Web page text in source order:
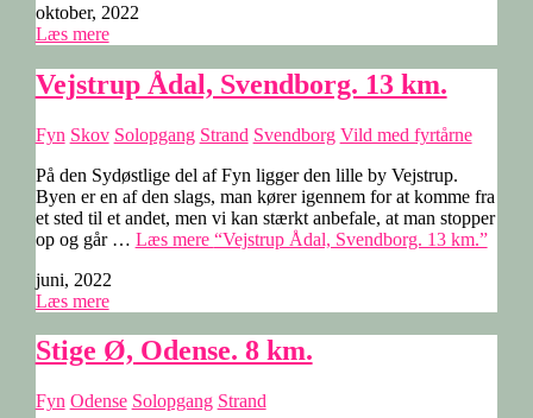
oktober, 2022
Læs mere
Vejstrup Ådal, Svendborg. 13 km.
Fyn Skov Solopgang Strand Svendborg Vild med fyrtårne
På den Sydøstlige del af Fyn ligger den lille by Vejstrup.
Byen er en af den slags, man kører igennem for at komme fra
et sted til et andet, men vi kan stærkt anbefale, at man stopper
op og går … Læs mere “Vejstrup Ådal, Svendborg. 13 km.”
juni, 2022
Læs mere
Stige Ø, Odense. 8 km.
Fyn Odense Solopgang Strand